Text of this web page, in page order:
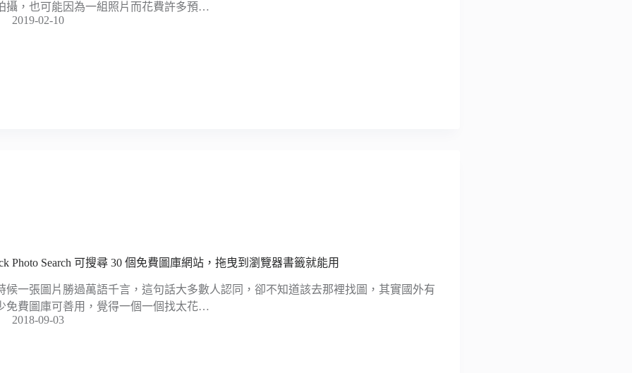
攝，也可能因為一組照片而花費許多預…
2019-02-10
Photo Search 可搜尋 30 個免費圖庫網站，拖曳到瀏覽器書籤就能用
候一張圖片勝過萬語千言，這句話大多數人認同，卻不知道該去那裡找圖，其實國外有
免費圖庫可善用，覺得一個一個找太花…
2018-09-03